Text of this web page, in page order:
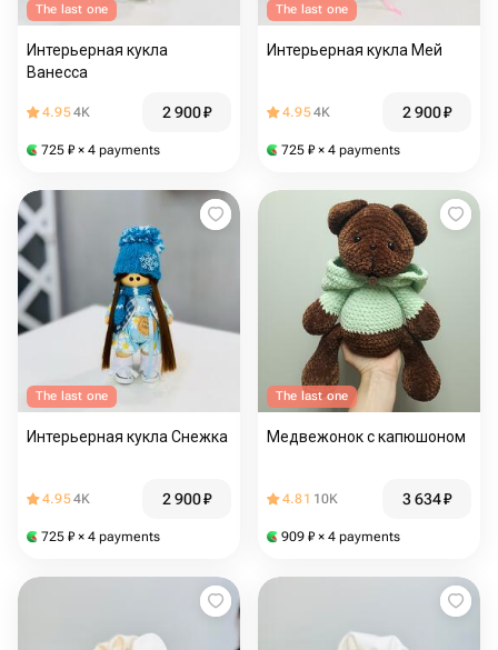
The last one
Интерьерная кукла
Ванесса
4.954K 2 900₽
725 ₽ × 4 payments
The last one
Интерьерная кукла Мей
4.954K 2 900₽
725 ₽ × 4 payments
The last one
Интерьерная кукла Снежка
4.954K 2 900₽
725 ₽ × 4 payments
The last one
Медвежонок с капюшоном
4.81 10K 3 634₽
909 ₽ × 4 payments